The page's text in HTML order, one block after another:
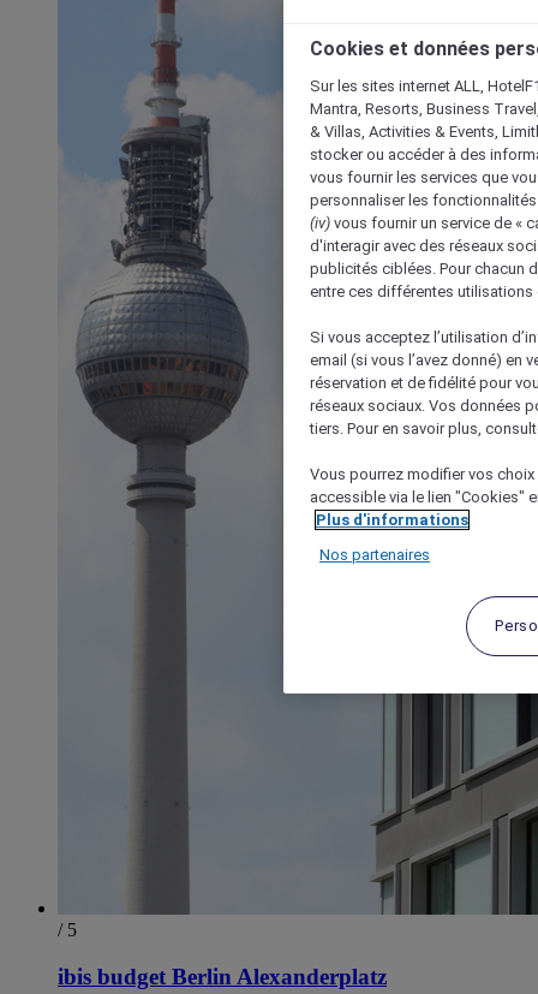
/ 5
ibis budget Berlin Alexanderplatz
Cookies et données
Sur les sites internet ALL,
Mantra, Resorts, Business
& Villas, Activities & Events,
stocker ou accéder à des
vous fournir les services que
personnaliser les
(iv) vous fournir un service de «
d'interagir avec des réseaux
publicités ciblées. Pour chacun
entre ces différentes utilisations
Si vous acceptez l’utilisation
email (si vous l’avez donné) en
réservation et de fidélité pour
réseaux sociaux. Vos données
tiers. Pour en savoir plus,
Vous pourrez modifier vos
accessible via le lien "Cookies"
Plus d'informations
Nos partenaires